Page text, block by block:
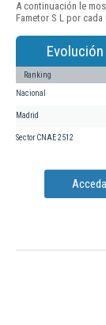
A continuación le
Fametor S L por
Ranking
Nacional
Madrid
Sector CNAE 2512